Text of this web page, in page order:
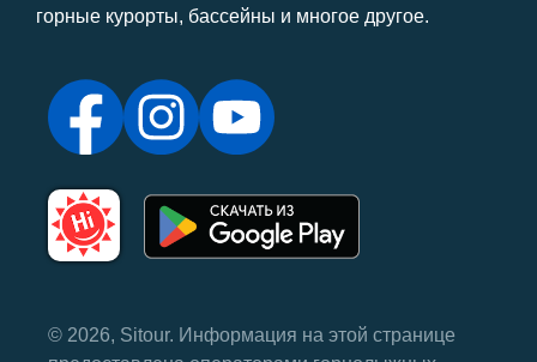
горные курорты, бассейны и многое другое.
© 2026, Sitour. Информация на этой странице